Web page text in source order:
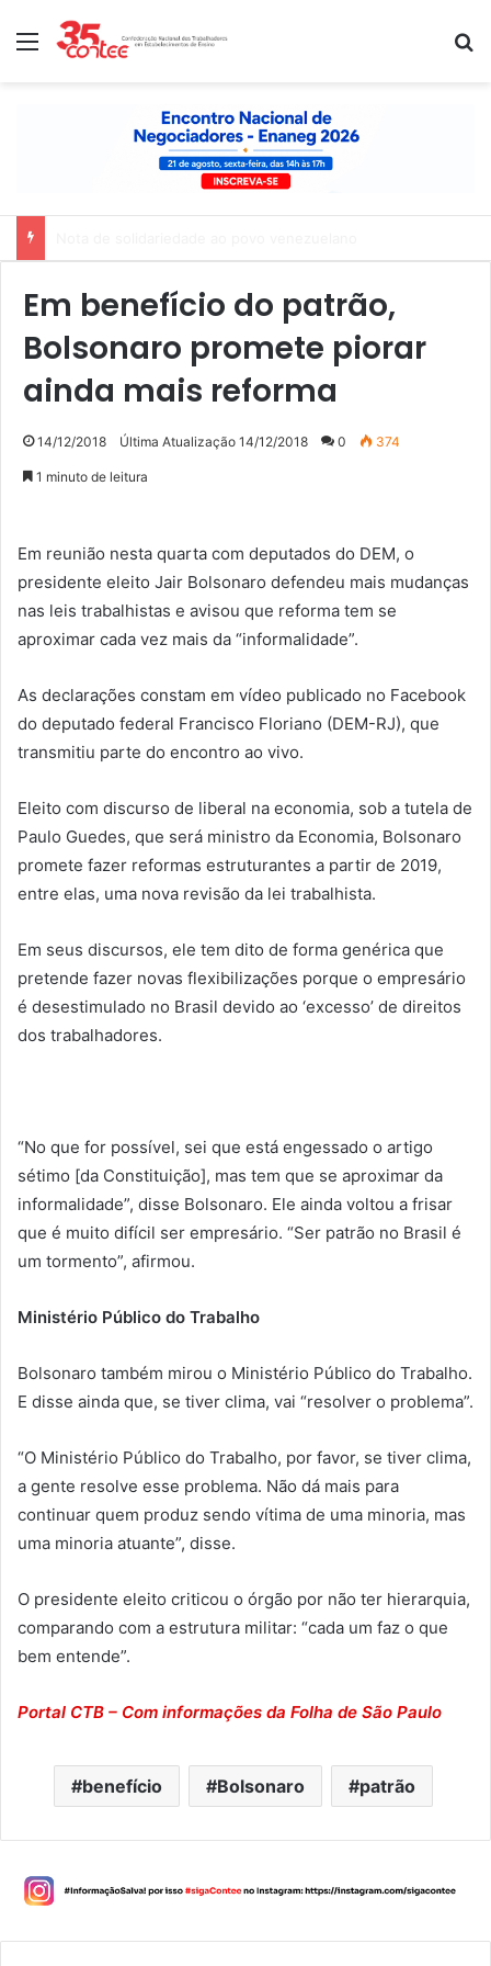
Menu
Em benefício do patrão,
Bolsonaro promete piorar
ainda mais reforma
14/12/2018 Última Atualização 14/12/2018 0 374
1 minuto de leitura
Em reunião nesta quarta com deputados do DEM, o
presidente eleito Jair Bolsonaro defendeu mais mudanças
nas leis trabalhistas e avisou que reforma tem se
aproximar cada vez mais da “informalidade”.
As declarações constam em vídeo publicado no Facebook
do deputado federal Francisco Floriano (DEM-RJ), que
transmitiu parte do encontro ao vivo.
Eleito com discurso de liberal na economia, sob a tutela de
Paulo Guedes, que será ministro da Economia, Bolsonaro
promete fazer reformas estruturantes a partir de 2019,
entre elas, uma nova revisão da lei trabalhista.
Em seus discursos, ele tem dito de forma genérica que
pretende fazer novas flexibilizações porque o empresário
é desestimulado no Brasil devido ao ‘excesso’ de direitos
dos trabalhadores.
“No que for possível, sei que está engessado o artigo
sétimo [da Constituição], mas tem que se aproximar da
informalidade”, disse Bolsonaro. Ele ainda voltou a frisar
que é muito difícil ser empresário. “Ser patrão no Brasil é
um tormento”, afirmou.
Ministério Público do Trabalho
Bolsonaro também mirou o Ministério Público do Trabalho.
E disse ainda que, se tiver clima, vai “resolver o problema”.
“O Ministério Público do Trabalho, por favor, se tiver clima,
a gente resolve esse problema. Não dá mais para
continuar quem produz sendo vítima de uma minoria, mas
uma minoria atuante”, disse.
O presidente eleito criticou o órgão por não ter hierarquia,
comparando com a estrutura militar: “cada um faz o que
bem entende”.
Portal CTB – Com informações da Folha de São Paulo
benefício Bolsonaro patrão